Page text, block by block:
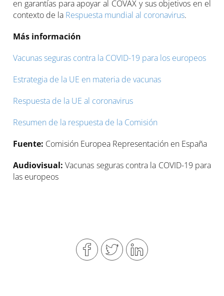
en garantías para apoyar al COVAX y sus objetivos en el
contexto de la Respuesta mundial al coronavirus.
Más información
Vacunas seguras contra la COVID-19 para los europeos
Estrategia de la UE en materia de vacunas
Respuesta de la UE al coronavirus
Resumen de la respuesta de la Comisión
Fuente: Comisión Europea Representación en España
Audiovisual:Vacunas seguras contra la COVID-19 para
las europeos